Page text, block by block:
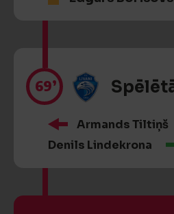
69’
Armands Tiltiņš
Denils Lindekrona